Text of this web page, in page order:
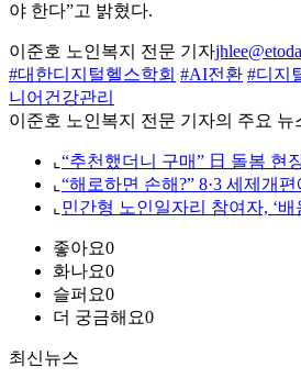
야 한다”고 밝혔다.
이준호 노인복지 전문 기자
#대한디지털헬스학회 #AI전환 #디지
니어건강관리
이준호 노인복지 전문 기자의 주요 뉴
⌞ “추천했더니 구매” 日 돌봄 현
⌞ “해로하면 손해?” 8·3 세제개
⌞ 민간형 노인일자리 참여자, ‘
좋아요0
화나요0
슬퍼요0
더 궁금해요0
최신뉴스